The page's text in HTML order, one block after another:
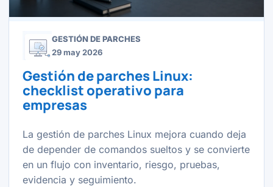
GESTIÓN DE PARCHES
29 may 2026
Gestión de parches Linux:
checklist operativo para
empresas
La gestión de parches Linux mejora cuando deja
de depender de comandos sueltos y se convierte
en un flujo con inventario, riesgo, pruebas,
evidencia y seguimiento.